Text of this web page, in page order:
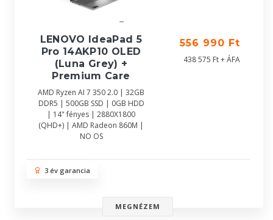
LENOVO IdeaPad 5
Pro 14AKP10 OLED
(Luna Grey) +
Premium Care
AMD Ryzen AI 7 350 2.0 | 32GB
DDR5 | 500GB SSD | 0GB HDD
| 14" fényes | 2880X1800
(QHD+) | AMD Radeon 860M |
NO OS
556 990 Ft
438 575 Ft + ÁFA
3 év garancia
MEGNÉZEM